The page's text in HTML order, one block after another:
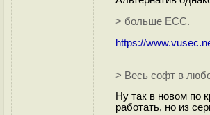
> больше ECC.
https://
> Весь софт в
Ну так в новом по
работать, но из